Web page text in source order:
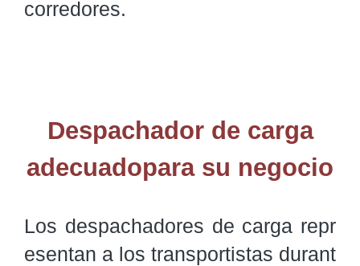
corredores.
Despachador de carga
adecuadopara su negocio
Los despachadores de carga repr
esentan a los transportistas durant